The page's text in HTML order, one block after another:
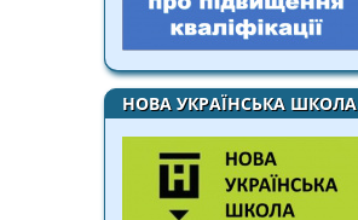
НОВА УКРАЇНСЬКА ШКОЛА